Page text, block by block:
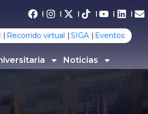
Recorrido virtual SIGA Eventos
Noticias